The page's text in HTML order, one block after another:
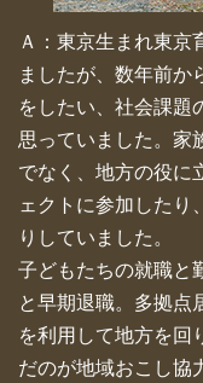
Ａ：東京生まれ東京
ましたが、数年前
をしたい、社会課題
思っていました。家
でなく、地方の役に
ェクトに参加したり
りしていました。
子どもたちの就職と
と早期退職。多拠点
を利用して地方を回
だのが地域おこし協